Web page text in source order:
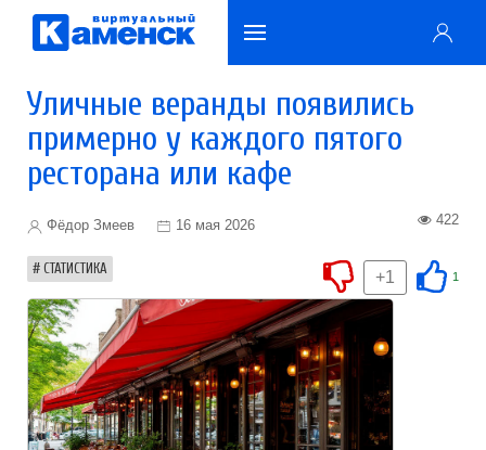
Уличные веранды появились
примерно у каждого пятого
ресторана или кафе
Фёдор Змеев 16 мая 2026 422
СТАТИСТИКА 1
+1